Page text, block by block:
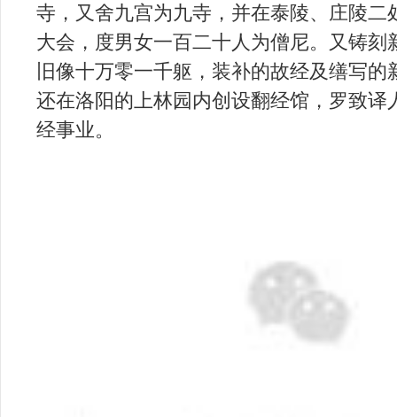
寺，又舍九宫为九寺，并在泰陵、庄陵二
大会，度男女一百二十人为僧尼。又铸刻
旧像十万零一千躯，装补的故经及缮写
还在洛阳的上林园内创设翻经馆，罗致译
经事业。